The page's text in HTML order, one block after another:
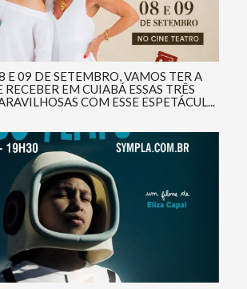
E 09 DE SETEMBRO, VAMOS TER A
EM CUIABÁ ESSAS TRÊS
COM ESSE ESPETÁCUL...